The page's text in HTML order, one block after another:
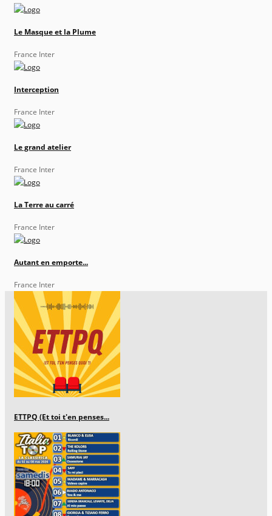
Le Masque et la Plume
France Inter
Interception
France Inter
Le grand atelier
France Inter
La Terre au carré
France Inter
Autant en emporte...
France Inter
ETTPQ (Et toi t'en penses...